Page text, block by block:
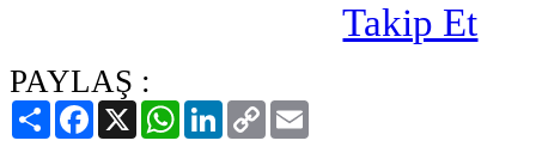
PAYLAŞ :
PaylaşFacebook
X WhatsAppLinkedIn
Copy
Link